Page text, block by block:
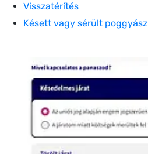
Visszatérítés
Késett vagy sérült poggyász